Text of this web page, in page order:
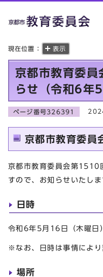
現在位置： 表示
京都市教育委員
らせ（令和6年
ページ番号326391
京都市教育委
京都市教育委員会第1510
すので、お知らせいたしま
日時
令和6年5月16日（木曜
※なお、日時は事情により
場所